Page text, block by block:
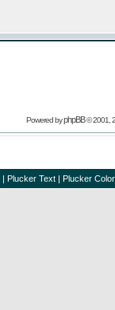
Powered byphpBB© 2001,
| Plucker Text | Plucker Color